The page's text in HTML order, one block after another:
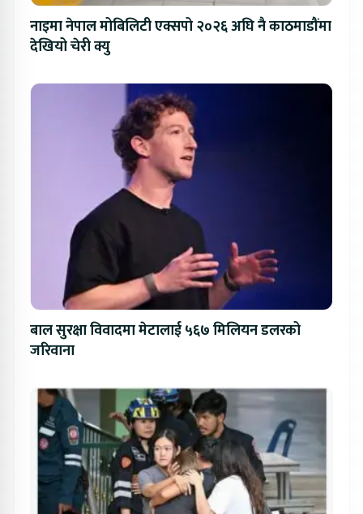
नाइमा नेपाल मोबिलिटी एक्सपो २०२६ अघि नै काठमाडौंमा
देखियो चेरी क्यु
बाल सुरक्षा विवादमा मेटालाई ५६७ मिलियन डलरको
जरिवाना